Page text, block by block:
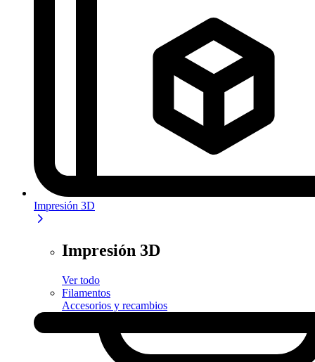
Impresión 3D
Impresión 3D
Ver todo
Filamentos
Accesorios y recambios